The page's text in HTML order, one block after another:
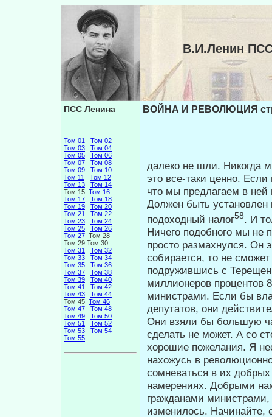
В.И.Ленин
ПСС Ленина
Том 01
Том 02
Том 03
Том 04
Том 05
Том 06
Том 07
Том 08
Том 09
Том 10
Том 11
Том 12
Том 13
Том 14
Том 15 Том 16
Том 17
Том 18
Том 19
Том 20
Том 21
Том 22
Том 23
Том 24
Том 25
Том 26
Том 27 Том 28
Том 29 Том 30
Том 31
Том 32
Том 33
Том 34
Том 35
Том 36
Том 37
Том 38
Том 39
Том 40
Том 41
Том 42
Том 43
Том 44
Том 45 Том 46
Том 47
Том 48
Том 49
Том 50
Том 51
Том 52
Том 53
Том 54
Том 55
ВОЙНА И РЕВОЛЮЦИЯ
далеко не шли. Никогда
это все-таки ценно.
что мы предлагаем в
Должен быть установлен
подоходный налог58. И
Ничего подобного мы не
просто размахнулся. Он
собирается, то не
подружившись с
миллионеров процентов
министрами. Если бы
депутатов, они
Они взяли бы большую
сделать не может. А со
хорошие пожелания. Я
нахожусь в
сомне­ваться в их
намерениях. Доб­рыми
гражданами министрами,
изменилось. Начинайте,